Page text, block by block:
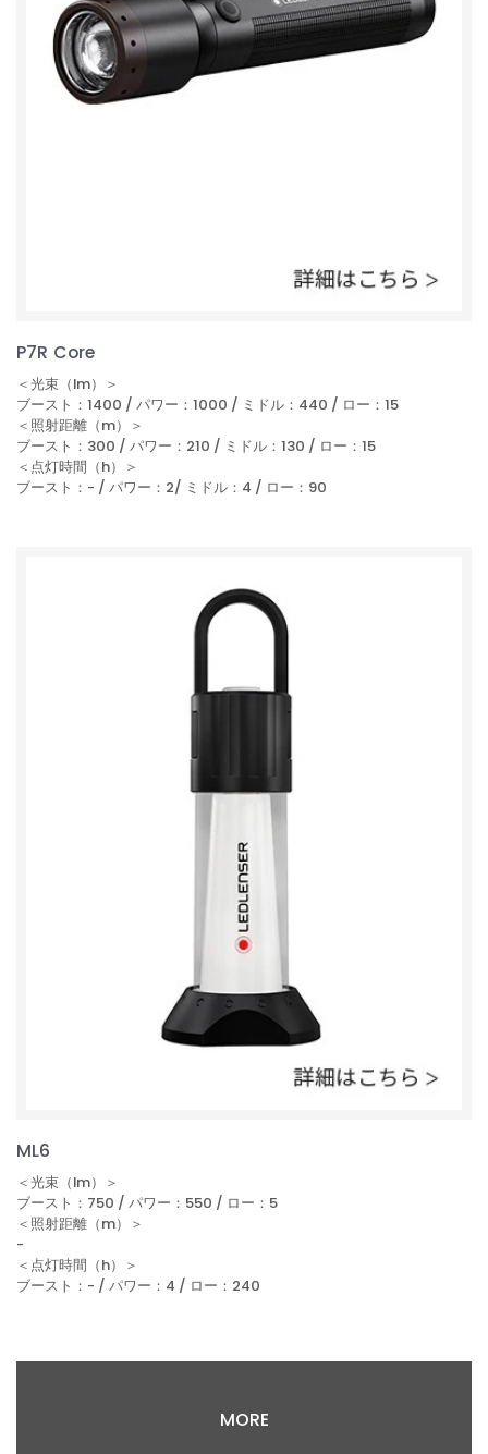
P7R Core
＜光束（lm）＞
ブースト：1400 / パワー：1000 / ミドル：440 / ロー：15
＜照射距離（m）＞
ブースト：300 / パワー：210 / ミドル：130 / ロー：15
＜点灯時間（h）＞
ブースト：- / パワー：2/ ミドル：4 / ロー：90
ML6
＜光束（lm）＞
ブースト：750 / パワー：550 / ロー：5
＜照射距離（m）＞
-
＜点灯時間（h）＞
ブースト：- / パワー：4 / ロー：240
MORE